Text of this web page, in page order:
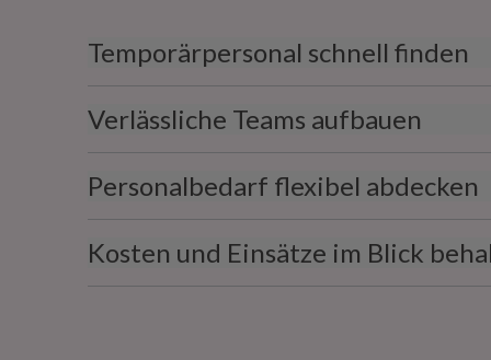
Temporärpersonal schnell finden
Verlässliche Teams aufbauen
Personalbedarf flexibel abdecken
Kosten und Einsätze im Blick